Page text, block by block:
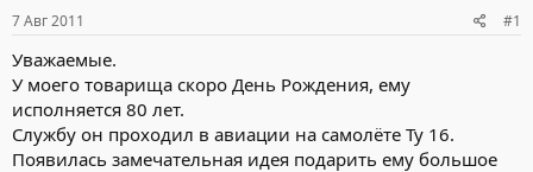
е
м
ы
7 Авг 2011 #1
Уважаемые.
У моего товарища скоро День Рождения, ему
исполняется 80 лет.
Службу он проходил в авиации на самолёте Ту 16.
Появилась замечательная идея подарить ему большое